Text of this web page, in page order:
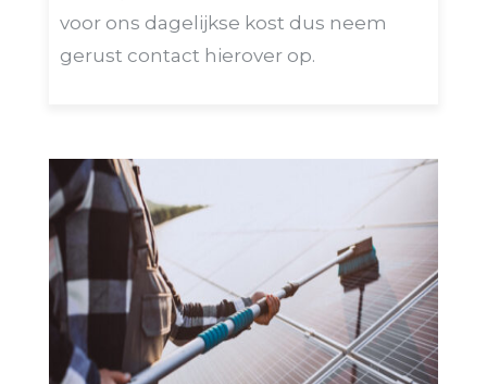
voor ons dagelijkse kost dus neem
gerust contact hierover op.